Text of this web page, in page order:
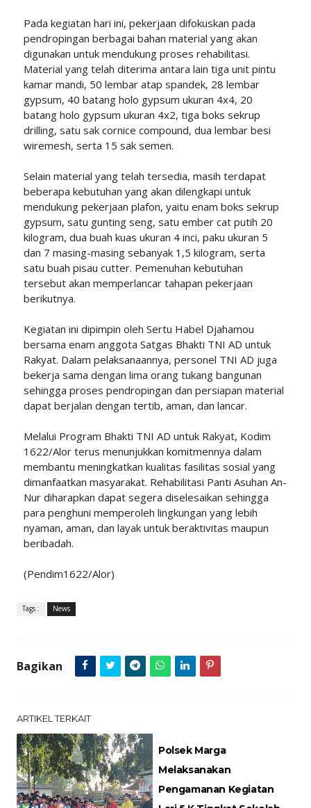
Pada kegiatan hari ini, pekerjaan difokuskan pada
pendropingan berbagai bahan material yang akan
digunakan untuk mendukung proses rehabilitasi.
Material yang telah diterima antara lain tiga unit pintu
kamar mandi, 50 lembar atap spandek, 28 lembar
gypsum, 40 batang holo gypsum ukuran 4x4, 20
batang holo gypsum ukuran 4x2, tiga boks sekrup
drilling, satu sak cornice compound, dua lembar besi
wiremesh, serta 15 sak semen.
Selain material yang telah tersedia, masih terdapat
beberapa kebutuhan yang akan dilengkapi untuk
mendukung pekerjaan plafon, yaitu enam boks sekrup
gypsum, satu gunting seng, satu ember cat putih 20
kilogram, dua buah kuas ukuran 4 inci, paku ukuran 5
dan 7 masing-masing sebanyak 1,5 kilogram, serta
satu buah pisau cutter. Pemenuhan kebutuhan
tersebut akan memperlancar tahapan pekerjaan
berikutnya.
Kegiatan ini dipimpin oleh Sertu Habel Djahamou
bersama enam anggota Satgas Bhakti TNI AD untuk
Rakyat. Dalam pelaksanaannya, personel TNI AD juga
bekerja sama dengan lima orang tukang bangunan
sehingga proses pendropingan dan persiapan material
dapat berjalan dengan tertib, aman, dan lancar.
Melalui Program Bhakti TNI AD untuk Rakyat, Kodim
1622/Alor terus menunjukkan komitmennya dalam
membantu meningkatkan kualitas fasilitas sosial yang
dimanfaatkan masyarakat. Rehabilitasi Panti Asuhan An-
Nur diharapkan dapat segera diselesaikan sehingga
para penghuni memperoleh lingkungan yang lebih
nyaman, aman, dan layak untuk beraktivitas maupun
beribadah.
(Pendim1622/Alor)
Tags : News
Bagikan
ARTIKEL TERKAIT
Polsek Marga
Melaksanakan
Pengamanan Kegiatan